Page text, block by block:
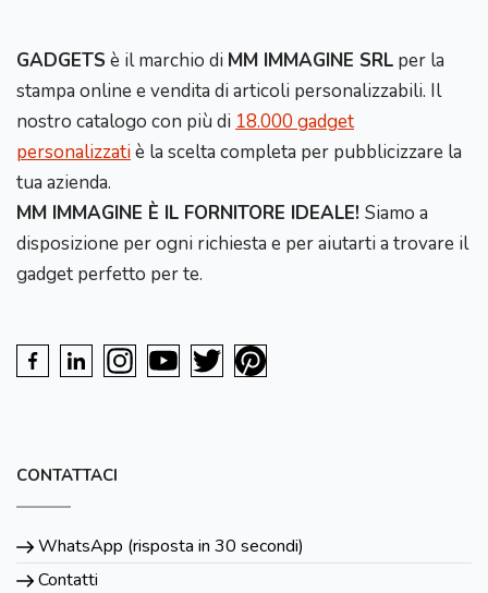
GADGETS è il marchio di MM IMMAGINE SRL per la
stampa online e vendita di articoli personalizzabili. Il
nostro catalogo con più di 18.000 gadget
personalizzatiè la scelta completa per pubblicizzare la
tua azienda.
MM IMMAGINE È IL FORNITORE IDEALE! Siamo a
disposizione per ogni richiesta e per aiutarti a trovare il
gadget perfetto per te.
CONTATTACI
WhatsApp (risposta in 30 secondi)
Contatti